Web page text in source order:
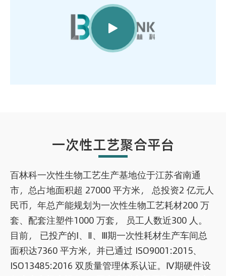

一次性工艺聚合平台
百林科一次性生物工艺生产基地位于江苏省南通
市，总占地面积超 27000 平方米， 总投资2 亿元人
民币，年总产能规划为一次性生物工艺耗材200 万
套、配套注塑件1000 万套， 员工人数近300 人。
目前， 已投产的Ⅰ、Ⅱ、Ⅲ期一次性耗材生产车间总
面积达7360 平方米，并已通过 ISO9001:2015、
ISO13485:2016 双质量管理体系认证。Ⅳ期硬件设